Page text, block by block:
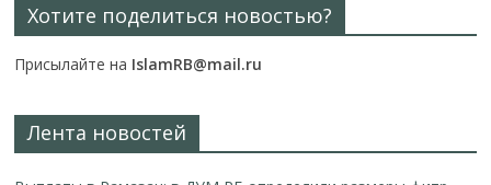
Хотите поделиться новостью?
Присылайте на IslamRB@mail.ru
Лента новостей